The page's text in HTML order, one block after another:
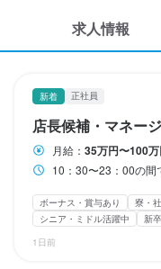
スカウト・メルマガ受
ヘルプ・お問い合わせフォ
掲載をご検討の店舗様へ
食べログ求人PRESS
プライバシーポリシー
利用規約
求人情報
新着 正社員
店長候補・マネー
月給： 35万円〜100万
10：30〜23：00の間でシフト制（終電考慮） ＊実働8〜10時
ボーナス・賞与あり 寮・
シニア・ミドル活躍中
新
1日前
オステリア T
店長候補・マ
月給350,000円〜
ボーナス・賞与あり 昇給あり
交通費支給
家族手当あり 資
試用期間
オステリア T
ホールスタッ
月給300,000円〜
ボーナス・賞与あり 昇給あり
交通費支給
家族手当あり 資
試用期間
オステリア T
料理長候補
月給350,000円〜
ボーナス・賞与あり 昇給あり
交通費支給
家族手当あり 資
退職金あり
試用期間
オステリア T
調理師・調理
月給300,000円〜
ボーナス・賞与あり 昇給あり
交通費支給
家族手当あり 資
試用期間
オステリア T
ソムリエ
月給300,000円〜
ボーナス・賞与あり 昇給あり
交通費支給
家族手当あり 資
試用期間
オステリア T
その他
月給250,000円〜
ボーナス・賞与あり 昇給あり
交通費支給
家族手当あり 資
試用期間
アルバイト・パート オステリ
ホールスタッ
時給1,500円〜
ボーナス・賞与あり 昇給あり
交通費支給
家族手当あり 資
退職金あり
扶養内勤務OK
研修期間
アルバイト・パート オステリ
調理師・調理
時給1,500円〜
ボーナス・賞与あり 昇給あり
交通費支給
家族手当あり 資
給与前払いOK
扶養内勤務OK
研修期間
アルバイト・パート オステリ
調理補助・調
時給1,500円〜
ボーナス・賞与あり 昇給あり
交通費支給
家族手当あり 資
給与前払いOK
扶養内勤務OK
研修期間